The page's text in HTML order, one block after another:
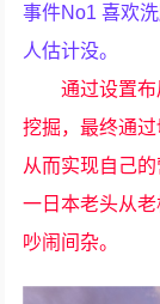
事件No1 喜欢
人估计没。
通过设置
挖掘，最终通
从而实现自己
一日本老头从
吵闹间杂。